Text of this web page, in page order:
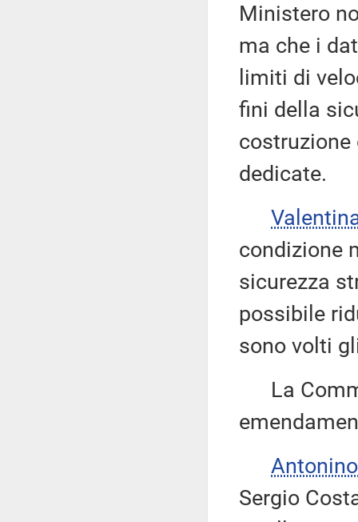
Ministero
ma che i
limiti di
fini della
dedicate.
condizione
sicurezza
possibile
sono volti
La
Sergio